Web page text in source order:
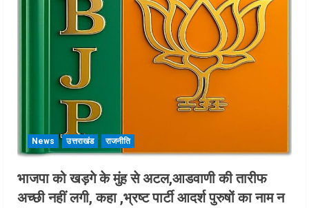
News उत्तराखंड राजनीति
भाजपा को खड़गे के मुंह से अटल,आडवाणी की तारीफ
अच्छी नहीं लगी, कहा ,भ्रष्ट पार्टी आदर्श पुरुषों का नाम न